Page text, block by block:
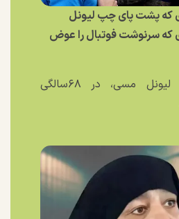
که پشت پای چپ لیونل
که سرنوشت فوتبال را عوض
خورخه مسی، پدر لیونل مسی، در ۶۸سالگی